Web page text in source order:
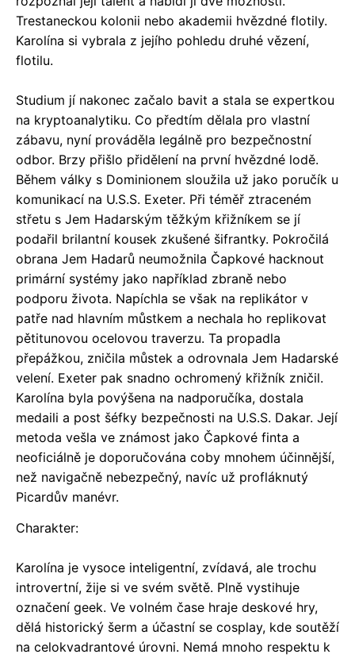
Trestaneckou kolonii nebo akademii hvězdné flotily.
Karolína si vybrala z jejího pohledu druhé vězení,
flotilu.
Studium jí nakonec začalo bavit a stala se expertkou
na kryptoanalytiku. Co předtím dělala pro vlastní
zábavu, nyní prováděla legálně pro bezpečnostní
odbor. Brzy přišlo přidělení na první hvězdné lodě.
Během války s Dominionem sloužila už jako poručík u
komunikací na U.S.S. Exeter. Při téměř ztraceném
střetu s Jem Hadarským těžkým křižníkem se jí
podařil brilantní kousek zkušené šifrantky. Pokročilá
obrana Jem Hadarů neumožnila Čapkové hacknout
primární systémy jako například zbraně nebo
podporu života. Napíchla se však na replikátor v
patře nad hlavním můstkem a nechala ho replikovat
pětitunovou ocelovou traverzu. Ta propadla
přepážkou, zničila můstek a odrovnala Jem Hadarské
velení. Exeter pak snadno ochromený křižník zničil.
Karolína byla povýšena na nadporučíka, dostala
medaili a post šéfky bezpečnosti na U.S.S. Dakar. Její
metoda vešla ve známost jako Čapkové finta a
neoficiálně je doporučována coby mnohem účinnější,
než navigačně nebezpečný, navíc už profláknutý
Picardův manévr.
Charakter:
Karolína je vysoce inteligentní, zvídavá, ale trochu
introvertní, žije si ve svém světě. Plně vystihuje
označení geek. Ve volném čase hraje deskové hry,
dělá historický šerm a účastní se cosplay, kde soutěží
na celokvadrantové úrovni. Nemá mnoho respektu k